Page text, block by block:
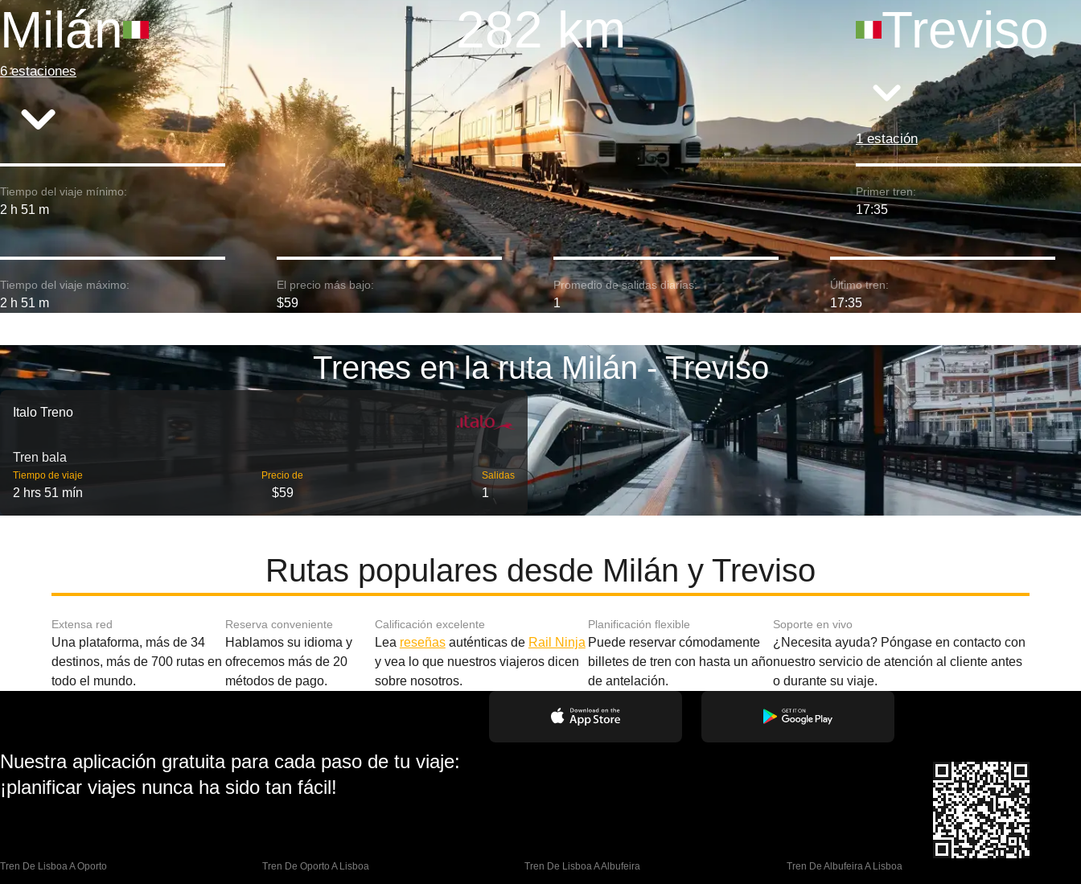
Milán
6 estaciones
282 km Treviso
1 estación
Tiempo del viaje mínimo:
2 h 51 m
Primer tren:
17:35
Tiempo del viaje máximo:
2 h 51 m
El precio más bajo:
$59
Promedio de salidas diarias:
1
Último tren:
17:35
Trenes en la ruta Milán - Treviso
Italo Treno
Tren bala
Tiempo de viaje
2 hrs 51 mín
Precio de
$59
Salidas
1
Rutas populares desde Milán y Treviso
Extensa red
Una plataforma, más de 34
destinos, más de 700 rutas en
todo el mundo.
Reserva conveniente
Hablamos su idioma y
ofrecemos más de 20
métodos de pago.
Calificación excelente
Lea reseñasauténticas de Rail Ninja
y vea lo que nuestros viajeros dicen
sobre nosotros.
Planificación flexible
Puede reservar cómodamente
billetes de tren con hasta un año
de antelación.
Soporte en vivo
¿Necesita ayuda? Póngase en contacto con
nuestro servicio de atención al cliente antes
o durante su viaje.
Nuestra aplicación gratuita para cada paso de tu viaje:
¡planificar viajes nunca ha sido tan fácil!
Tren De Lisboa A Oporto Tren De Oporto A Lisboa Tren De Lisboa A Albufeira Tren De Albufeira A Lisboa